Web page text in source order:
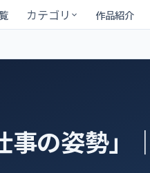
カテゴリ 作品紹介
の姿勢」｜